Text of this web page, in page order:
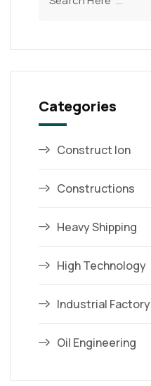
Categories
Construct Ion
Constructions
Heavy Shipping
High Technology
Industrial Factory
Oil Engineering